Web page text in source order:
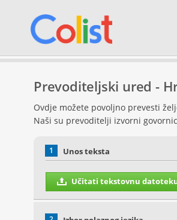
Prevoditeljski ured -
Ovdje možete povoljno prevesti
Naši su prevoditelji izvorni
1 Unos teksta
Učitati tekstovnu